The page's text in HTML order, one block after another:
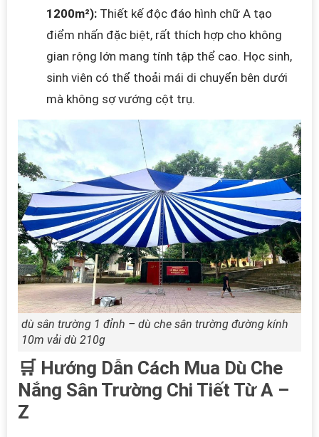
1200m²): Thiết kế độc đáo hình chữ A tạo
điểm nhấn đặc biệt, rất thích hợp cho không
gian rộng lớn mang tính tập thể cao. Học sinh,
sinh viên có thể thoải mái di chuyển bên dưới
mà không sợ vướng cột trụ.
dù sân trường 1 đỉnh – dù che sân trường đường kính
10m vải dù 210g
🛒 Hướng Dẫn Cách Mua Dù Che
Nắng Sân Trường Chi Tiết Từ A –
Z